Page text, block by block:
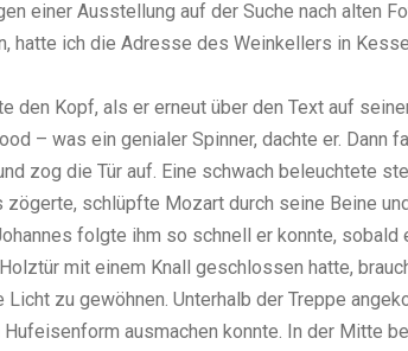
einer Ausstellung auf der Suche nach alten
hatte ich die Adresse des Weinkellers in
den Kopf, als er erneut über den Text auf
– was ein genialer Spinner, dachte er. Dann
zog die Tür auf. Eine schwach beleuchtete
zögerte, schlüpfte Mozart durch seine Beine
folgte ihm so schnell er konnte, sobald
mit einem Knall geschlossen hatte,
zu gewöhnen. Unterhalb der Treppe
Hufeisenform ausmachen konnte. In der Mitte